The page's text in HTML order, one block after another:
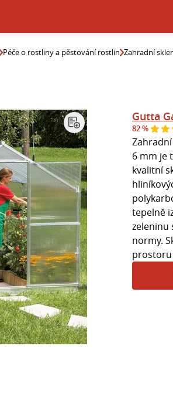
Péče o rostliny a pěstování rostlin Zahradní
Gutta
82 %
6 mm je
kvalitní
tepelně
zeleninu
normy.
prostoru